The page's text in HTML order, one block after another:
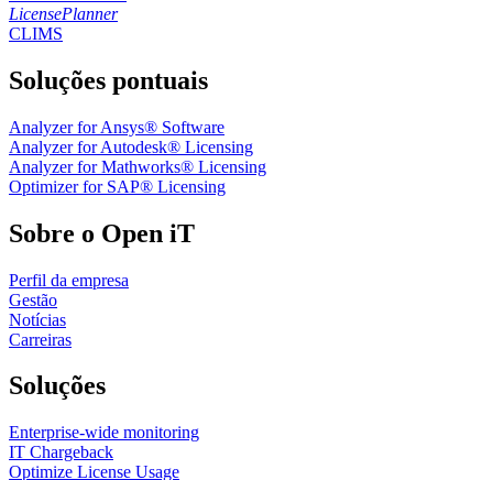
LicensePlanner
CLIMS
Soluções pontuais
Analyzer for Ansys® Software
Analyzer for Autodesk® Licensing
Analyzer for Mathworks® Licensing
Optimizer for SAP® Licensing
Sobre o Open iT
Perfil da empresa
Gestão
Notícias
Carreiras
Soluções
Enterprise-wide monitoring
IT Chargeback
Optimize License Usage